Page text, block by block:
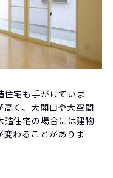
宅も手がけていま
く、大開口や大空間
造住宅の場合には建物
わることがありま